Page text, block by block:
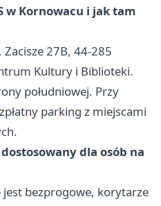
w Kornowacu i jak tam
27B, 44-285
Kultury i Biblioteki.
południowej. Przy
parking z miejscami
dla osób na
bezprogowe, korytarze